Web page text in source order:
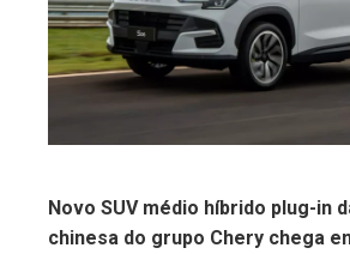
Novo SUV médio híbrido plug-in
chinesa do grupo Chery chega